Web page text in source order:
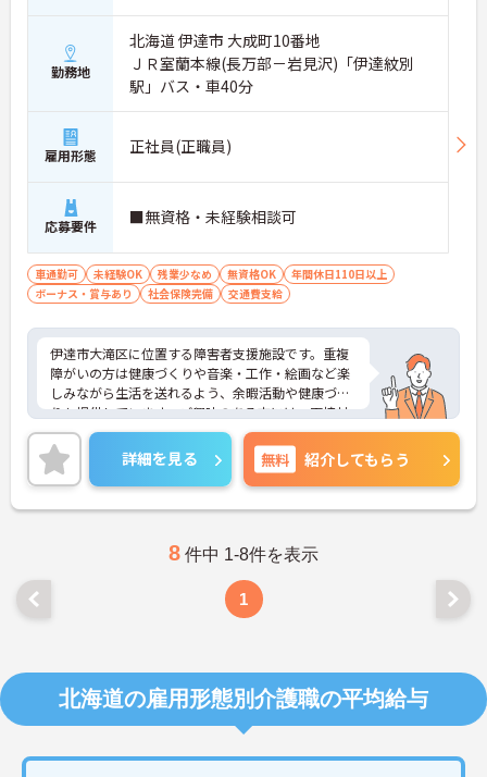
勤務地
北海道 伊達市 大成町10番地
ＪＲ室蘭本線(長万部－岩見沢)「伊達紋別
駅」バス・車40分
雇用形態 正社員(正職員)
応募要件 ■無資格・未経験相談可
車通勤可 未経験OK 残業少なめ 無資格OK
年間休日110日以上
ボーナス・賞与あり
社会保険完備 交通費支給
伊達市大滝区に位置する障害者支援施設です。重複
障がいの方は健康づくりや音楽・工作・絵画など楽
しみながら生活を送れるよう、余暇活動や健康づく
りも提供しています。ご興味のある方には、面接対
策ポイントなど、さらに詳細をお話しいたしますの
でお気軽にご相談ください！
詳細を見る 無料 紹介してもらう
8 件中 1-8件を表示
1
北海道の雇用形態別介護職の平均給与